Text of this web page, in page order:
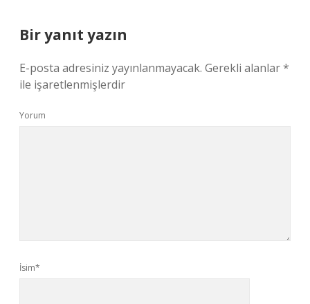
Bir yanıt yazın
E-posta adresiniz yayınlanmayacak. Gerekli alanlar*
ile işaretlenmişlerdir
Yorum
İsim*